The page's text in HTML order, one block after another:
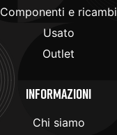
Componenti e ricambi
Usato
Outlet
Informazioni
Chi siamo